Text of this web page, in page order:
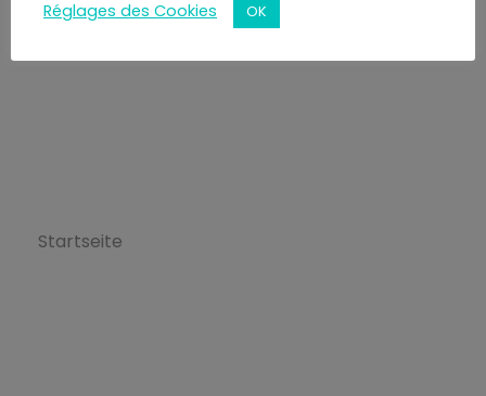
Ecole de Thérapie Intuitive
ETI
Startseite
Réglages des Cookies OK